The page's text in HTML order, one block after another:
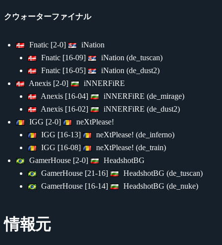
クウォーターファイナル
Fnatic [2-0]
iNation
Fnatic [16-09]
iNation (de_tuscan)
Fnatic [16-05]
iNation (de_dust2)
Anexis [2-0]
iNNERFiRE
Anexis [16-04]
iNNERFiRE (de_mirage)
Anexis [16-02]
iNNERFiRE (de_dust2)
IGG [2-0]
neXtPlease!
IGG [16-13]
neXtPlease! (de_inferno)
IGG [16-08]
neXtPlease! (de_train)
GamerHouse [2-0]
HeadshotBG
GamerHouse [21-16]
HeadshotBG (de_tuscan)
GamerHouse [16-14]
HeadshotBG (de_nuke)
情報元